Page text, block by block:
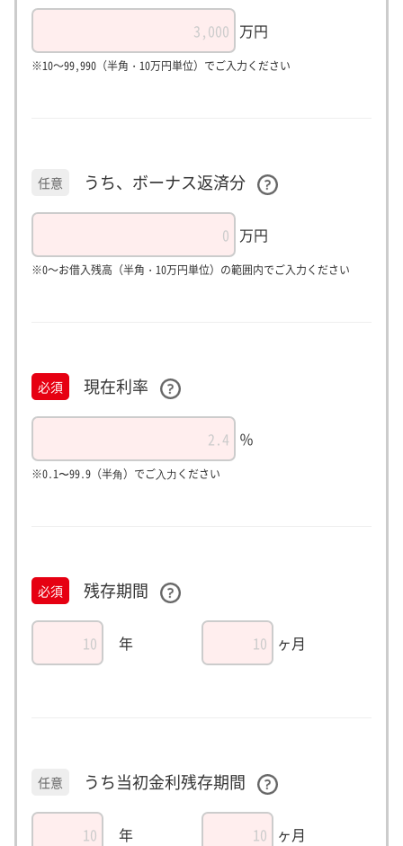
万円
※10～99,990（半角・10万円単位）でご入力ください
任意 うち、ボーナス返済分
万円
※0～お借入残高（半角・10万円単位）の範囲内でご入力ください
必須 現在利率
％
※0.1〜99.9（半⾓）でご⼊⼒ください
必須 残存期間
年 ヶ月
任意 うち当初金利残存期間
年 ヶ月